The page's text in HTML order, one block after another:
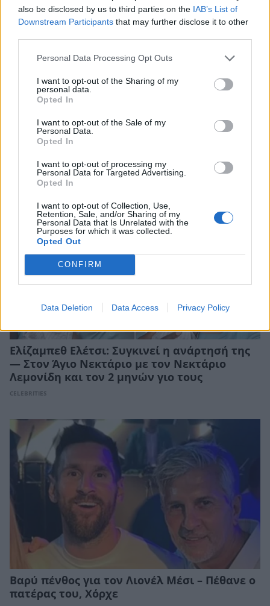
also be disclosed by us to third parties on the IAB’s List of
Downstream Participants that may further disclose it to other
Personal Data Processing Opt Outs
I want to opt-out of the Sharing of my
personal data.
Opted In
I want to opt-out of the Sale of my
Personal Data.
Opted In
I want to opt-out of processing my
Personal Data for Targeted Advertising.
Opted In
I want to opt-out of Collection, Use,
Retention, Sale, and/or Sharing of my
Personal Data that Is Unrelated with the
Purposes for which it was collected.
Opted Out
CONFIRM
Data Deletion Data Access Privacy Policy
Δανάη Μπάρκα: Το πολύχρωμο καλοκαιρινό
look που ξεχώρισε
CELEBRITIES
Ελίζαμπεθ Ελέτσι: Συγκινεί η ανάρτησή της
— Στον Άγιο Νεκτάριο με τον Νεκτάριο
Λεμονίδη και τον 2 μηνών γιο τους
CELEBRITIES
Βαρύ πένθος για τον Λιονέλ Μέσι – Πέθανε ο
πατέρας του, Χόρχε